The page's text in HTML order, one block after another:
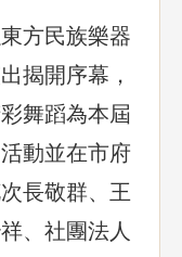
方民族樂器
揭開序幕，
舞蹈為本屆
動並在市府
長敬群、王
、社團法人